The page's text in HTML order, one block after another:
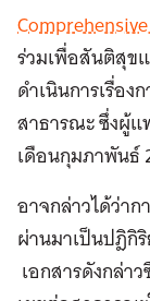
ร่วมเพื่อสันติสุข
ดำเนินการเรื่อง
สาธารณะ ซึ่งผู้แ
เดือนกุมภาพันธ์
อาจกล่าวได้ว่า
ผ่านมาเป็นปฎิกิ
เอกสารดังกล่า